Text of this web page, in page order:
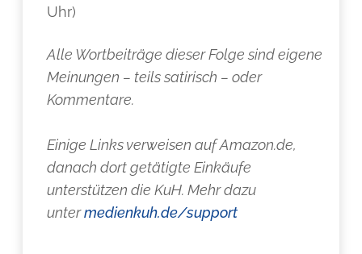
Uhr)
Alle Wortbeiträge dieser Folge sind eigene
Meinungen – teils satirisch – oder
Kommentare.
Einige Links verweisen auf Amazon.de,
danach dort getätigte Einkäufe
unterstützen die KuH. Mehr dazu
untermedienkuh.de/support